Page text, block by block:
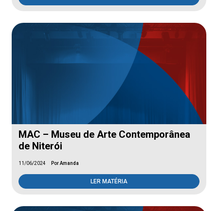
MAC – Museu de Arte Contemporânea
de Niterói
11/06/2024 Por Amanda
LER MATÉRIA